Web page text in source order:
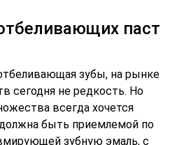
паст
зубы, на рынке
сегодня не редкость. Но
всегда хочется
быть приемлемой по
зубную эмаль, с